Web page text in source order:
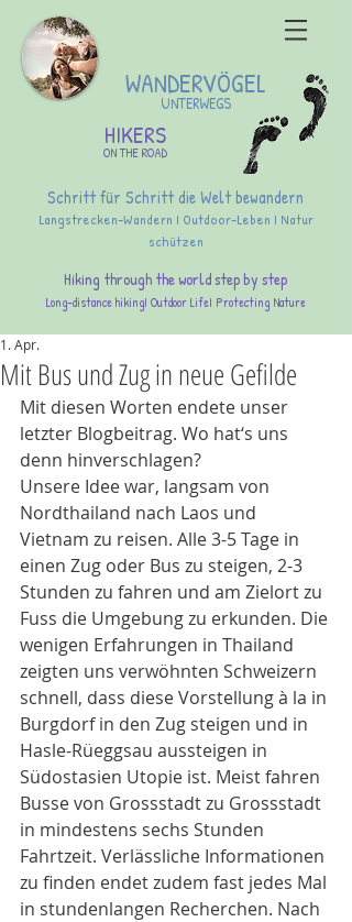
WANDERVÖGEL
UNTERWEGS
HIKERS
ON THE ROAD
Schritt für Schritt die Welt bewandern
Langstrecken-Wandern I Outdoor-Leben I Natur
schützen
Hiking through the world step by step
Long-distance hikingI Outdoor LifeI Protecting Nature
Mit Bus und Zug in neue Gefilde
1. Apr.
Mit diesen Worten endete unser
letzter Blogbeitrag. Wo hat‘s uns
denn hinverschlagen?
Unsere Idee war, langsam von
Nordthailand nach Laos und
Vietnam zu reisen. Alle 3-5 Tage in
einen Zug oder Bus zu steigen, 2-3
Stunden zu fahren und am Zielort zu
Fuss die Umgebung zu erkunden. Die
wenigen Erfahrungen in Thailand
zeigten uns verwöhnten Schweizern
schnell, dass diese Vorstellung à la in
Burgdorf in den Zug steigen und in
Hasle-Rüeggsau aussteigen in
Südostasien Utopie ist. Meist fahren
Busse von Grossstadt zu Grossstadt
in mindestens sechs Stunden
Fahrtzeit. Verlässliche Informationen
zu finden endet zudem fast jedes Mal
in stundenlangen Recherchen. Nach